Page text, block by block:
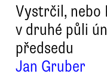
Vystrčil, nebo
v druhé půli
předsedu
Jan Gruber